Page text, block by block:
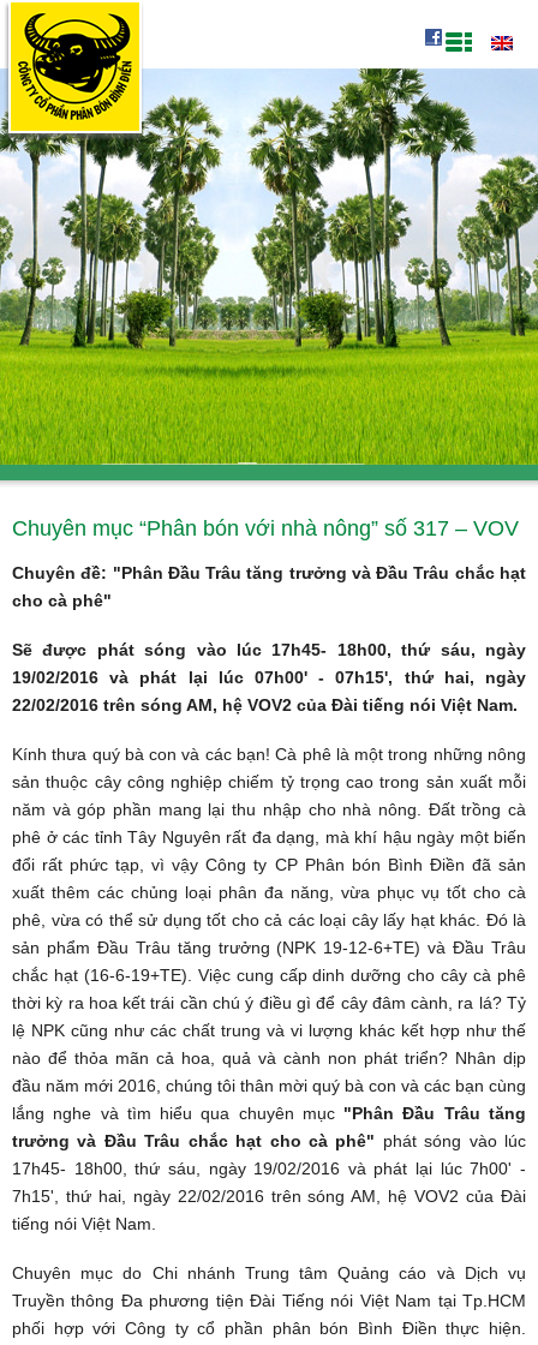
Chuyên mục “Phân bón với nhà nông” số 317 – VOV
Chuyên đề: "Phân Đầu Trâu tăng trưởng và Đầu Trâu chắc hạt
cho cà phê"
Sẽ được phát sóng vào lúc 17h45- 18h00, thứ sáu, ngày
19/02/2016 và phát lại lúc 07h00' - 07h15', thứ hai, ngày
22/02/2016 trên sóng AM, hệ VOV2 của Đài tiếng nói Việt Nam.
Kính thưa quý bà con và các bạn! Cà phê là một trong những nông
sản thuộc cây công nghiệp chiếm tỷ trọng cao trong sản xuất mỗi
năm và góp phần mang lại thu nhập cho nhà nông. Đất trồng cà
phê ở các tỉnh Tây Nguyên rất đa dạng, mà khí hậu ngày một biến
đổi rất phức tạp, vì vậy Công ty CP Phân bón Bình Điền đã sản
xuất thêm các chủng loại phân đa năng, vừa phục vụ tốt cho cà
phê, vừa có thể sử dụng tốt cho cả các loại cây lấy hạt khác. Đó là
sản phẩm Đầu Trâu tăng trưởng (NPK 19-12-6+TE) và Đầu Trâu
chắc hạt (16-6-19+TE). Việc cung cấp dinh dưỡng cho cây cà phê
thời kỳ ra hoa kết trái cần chú ý điều gì để cây đâm cành, ra lá? Tỷ
lệ NPK cũng như các chất trung và vi lượng khác kết hợp như thế
nào để thỏa mãn cả hoa, quả và cành non phát triển? Nhân dịp
đầu năm mới 2016, chúng tôi thân mời quý bà con và các bạn cùng
lắng nghe và tìm hiểu qua chuyên mục "Phân Đầu Trâu tăng
trưởng và Đầu Trâu chắc hạt cho cà phê" phát sóng vào lúc
17h45- 18h00, thứ sáu, ngày 19/02/2016 và phát lại lúc 7h00' -
7h15', thứ hai, ngày 22/02/2016 trên sóng AM, hệ VOV2 của Đài
tiếng nói Việt Nam.
Chuyên mục do Chi nhánh Trung tâm Quảng cáo và Dịch vụ
Truyền thông Đa phương tiện Đài Tiếng nói Việt Nam tại Tp.HCM
phối hợp với Công ty cổ phần phân bón Bình Điền thực hiện.